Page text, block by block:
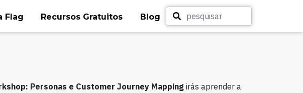
Flag Recursos Gratuitos Blog
Personas e Customer Journey Mapping irás aprender a